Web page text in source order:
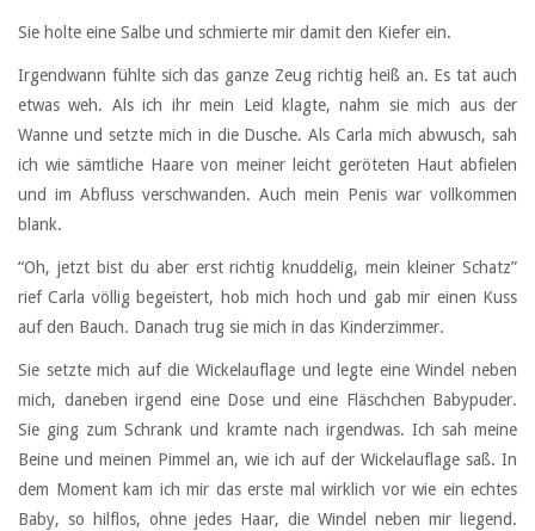
Sie holte eine Salbe und schmierte mir damit den Kiefer ein.
Irgendwann fühlte sich das ganze Zeug richtig heiß an. Es tat auch
etwas weh. Als ich ihr mein Leid klagte, nahm sie mich aus der
Wanne und setzte mich in die Dusche. Als Carla mich abwusch, sah
ich wie sämtliche Haare von meiner leicht geröteten Haut abfielen
und im Abfluss verschwanden. Auch mein Penis war vollkommen
blank.
“Oh, jetzt bist du aber erst richtig knuddelig, mein kleiner Schatz”
rief Carla völlig begeistert, hob mich hoch und gab mir einen Kuss
auf den Bauch. Danach trug sie mich in das Kinderzimmer.
Sie setzte mich auf die Wickelauflage und legte eine Windel neben
mich, daneben irgend eine Dose und eine Fläschchen Babypuder.
Sie ging zum Schrank und kramte nach irgendwas. Ich sah meine
Beine und meinen Pimmel an, wie ich auf der Wickelauflage saß. In
dem Moment kam ich mir das erste mal wirklich vor wie ein echtes
Baby, so hilflos, ohne jedes Haar, die Windel neben mir liegend.